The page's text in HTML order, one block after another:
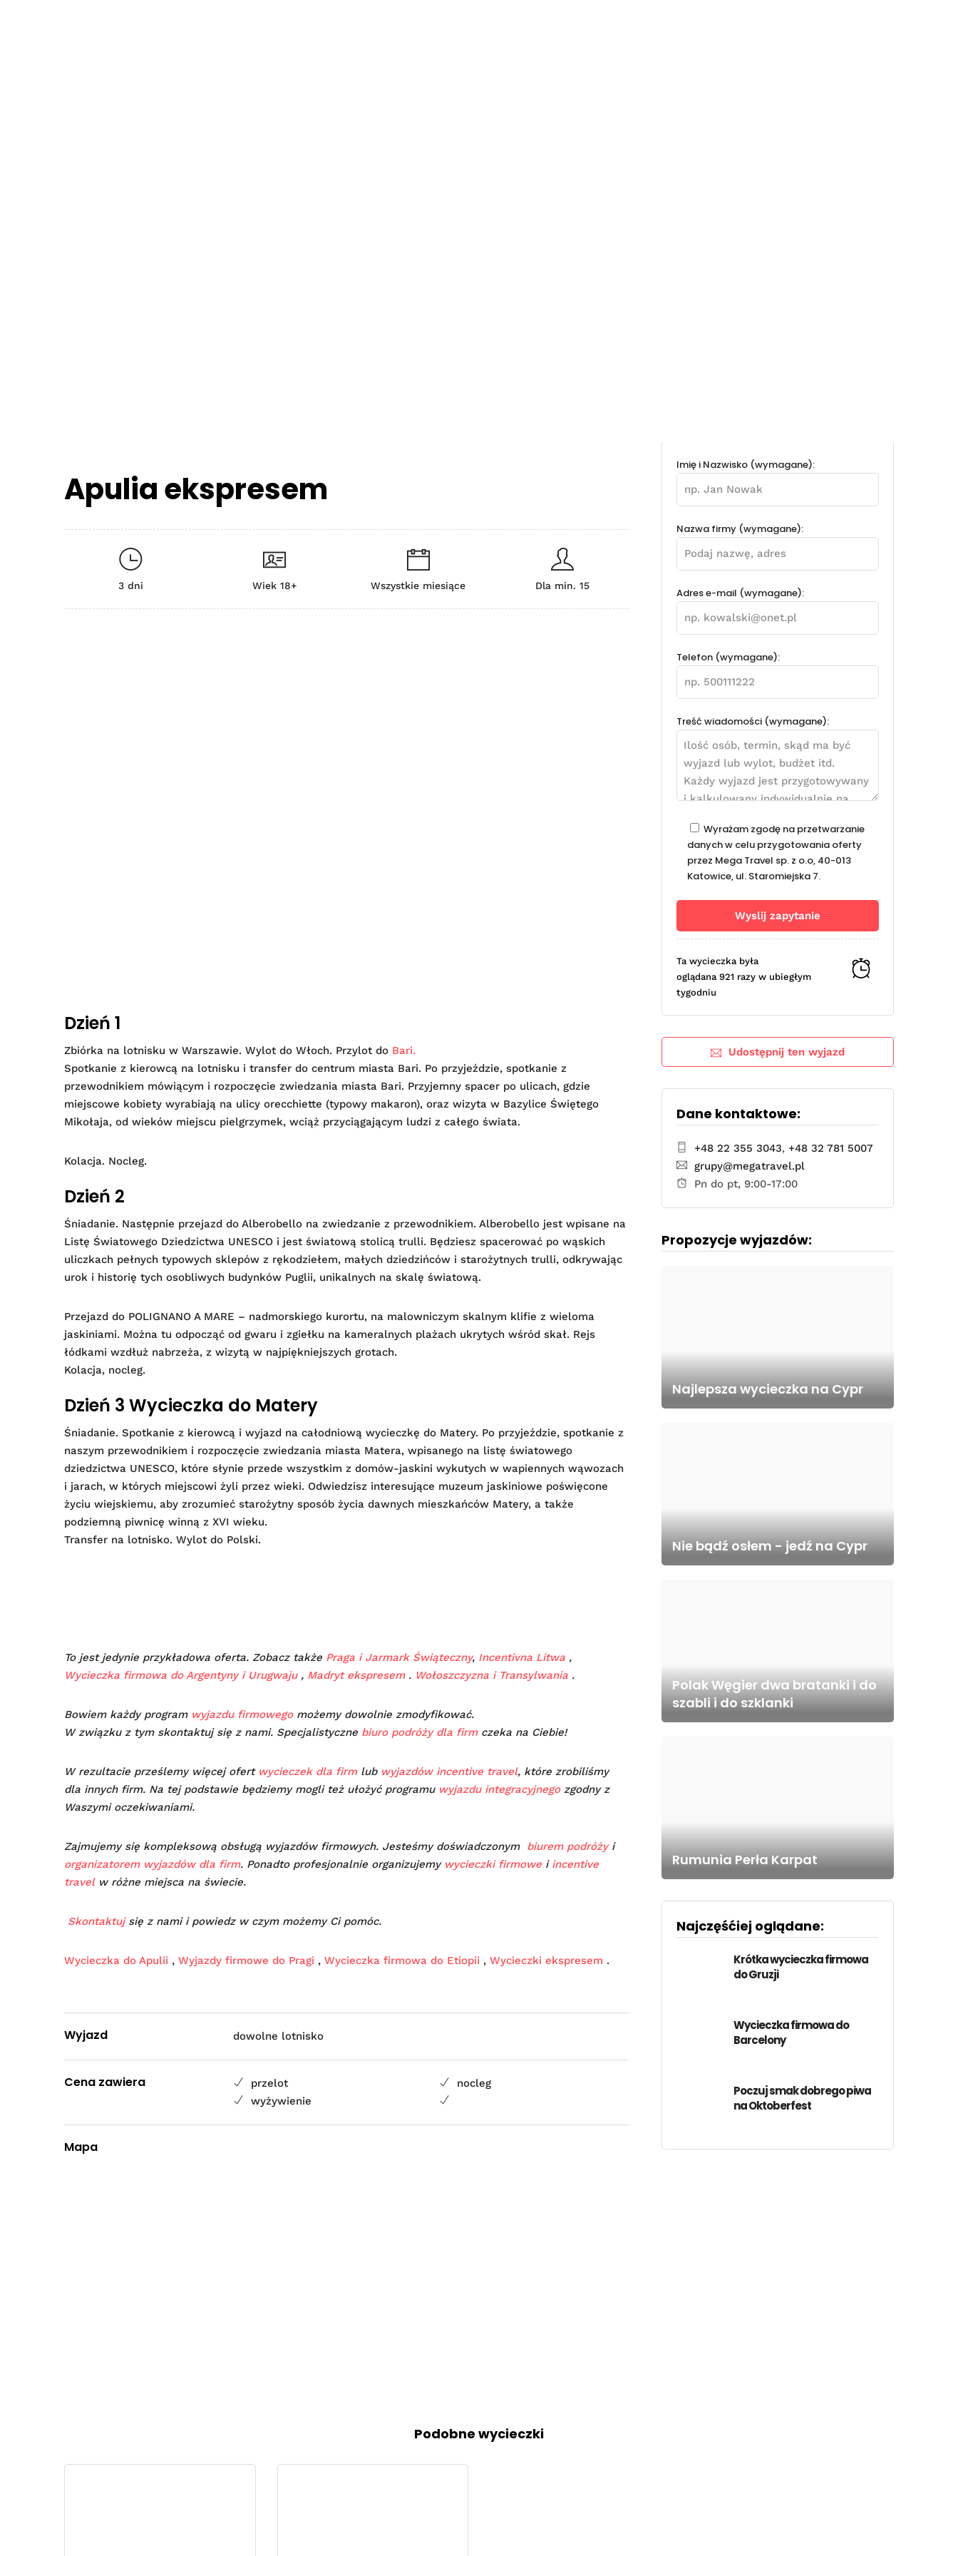
Apulia ekspresem
3 dni Wiek 18+ Wszystkie miesiące Dla min. 15
Dzień 1
Zbiórka na lotnisku w Warszawie. Wylot do Włoch. Przylot do Bari.
Spotkanie z kierowcą na lotnisku i transfer do centrum miasta Bari. Po przyjeździe, spotkanie z
przewodnikiem mówiącym i rozpoczęcie zwiedzania miasta Bari. Przyjemny spacer po ulicach, gdzie
miejscowe kobiety wyrabiają na ulicy orecchiette (typowy makaron), oraz wizyta w Bazylice Świętego
Mikołaja, od wieków miejscu pielgrzymek, wciąż przyciągającym ludzi z całego świata.
Kolacja. Nocleg.
Dzień 2
Śniadanie. Następnie przejazd do Alberobello na zwiedzanie z przewodnikiem. Alberobello jest wpisane na
Listę Światowego Dziedzictwa UNESCO i jest światową stolicą trulli. Będziesz spacerować po wąskich
uliczkach pełnych typowych sklepów z rękodziełem, małych dziedzińców i starożytnych trulli, odkrywając
urok i historię tych osobliwych budynków Puglii, unikalnych na skalę światową.
Przejazd do POLIGNANO A MARE – nadmorskiego kurortu, na malowniczym skalnym klifie z wieloma
jaskiniami. Można tu odpocząć od gwaru i zgiełku na kameralnych plażach ukrytych wśród skał. Rejs
łódkami wzdłuż nabrzeża, z wizytą w najpiękniejszych grotach.
Kolacja, nocleg.
Dzień 3 Wycieczka do Matery
Śniadanie. Spotkanie z kierowcą i wyjazd na całodniową wycieczkę do Matery. Po przyjeździe, spotkanie z
naszym przewodnikiem i rozpoczęcie zwiedzania miasta Matera, wpisanego na listę światowego
dziedzictwa UNESCO, które słynie przede wszystkim z domów-jaskini wykutych w wapiennych wąwozach
i jarach, w których miejscowi żyli przez wieki. Odwiedzisz interesujące muzeum jaskiniowe poświęcone
życiu wiejskiemu, aby zrozumieć starożytny sposób życia dawnych mieszkańców Matery, a także
podziemną piwnicę winną z XVI wieku.
Transfer na lotnisko. Wylot do Polski.
To jest jedynie przykładowa oferta. Zobacz także Praga i Jarmark Świąteczny, Incentivna Litwa ,
Wycieczka firmowa do Argentyny i Urugwaju, Madryt ekspresem. Wołoszczyzna i Transylwania .
Bowiem każdy program wyjazdu firmowegomożemy dowolnie zmodyfikować.
W związku z tym skontaktuj się z nami. Specjalistyczne biuro podróży dla firmczeka na Ciebie!
W rezultacie prześlemy więcej ofert wycieczek dla firmlub wyjazdów incentive travel, które zrobiliśmy
dla innych firm. Na tej podstawie będziemy mogli też ułożyć programu wyjazdu integracyjnegozgodny z
Waszymi oczekiwaniami.
Zajmujemy się kompleksową obsługą wyjazdów firmowych. Jesteśmy doświadczonym biurem podróżyi
organizatorem wyjazdów dla firm. Ponadto profesjonalnie organizujemy wycieczki firmowe i incentive
travelw różne miejsca na świecie.
Skontaktujsię z nami i powiedz w czym możemy Ci pomóc.
Wycieczka do Apulii , Wyjazdy firmowe do Pragi , Wycieczka firmowa do Etiopii , Wycieczki ekspresem .
Wyjazd dowolne lotnisko
Cena zawiera przelot
nocleg
wyżywienie
Mapa
Imię i Nazwisko (wymagane):
Nazwa firmy (wymagane):
Adres e-mail (wymagane):
Telefon (wymagane):
Treść wiadomości (wymagane):
Wyrażam zgodę na przetwarzanie
danych w celu przygotowania oferty
przez Mega Travel sp. z o.o, 40-013
Katowice, ul. Staromiejska 7.
Ta wycieczka była
oglądana 921 razy w ubiegłym
tygodniu
Udostępnij ten wyjazd
Dane kontaktowe:
+48 22 355 3043,+48 32 781 5007
grupy@megatravel.pl
Pn do pt, 9:00-17:00
Propozycje wyjazdów:
Najlepsza wycieczka na Cypr
Nie bądź osłem - jedź na Cypr
Polak Węgier dwa bratanki i do
szabli i do szklanki
Rumunia Perła Karpat
Najczęśćiej oglądane:
Krótka wycieczka firmowa
do Gruzji
Wycieczka firmowa do
Barcelony
Poczuj smak dobrego piwa
na Oktoberfest
Podobne wycieczki